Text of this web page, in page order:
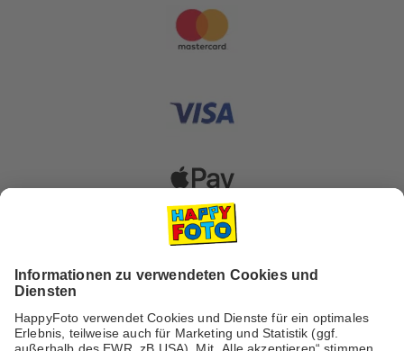
Versanddienstleister